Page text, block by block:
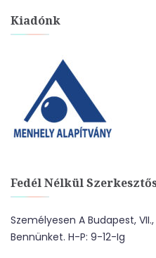
Kiadónk
Fedél Nélkül
Személyesen A Budapest,
Bennünket. H-P: 9-12-Ig